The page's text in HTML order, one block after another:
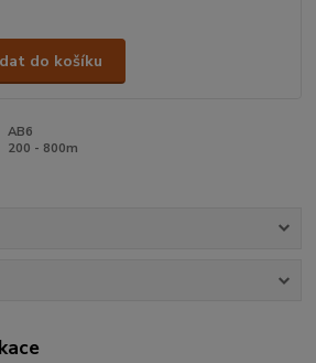
do košíku
AB6
200 - 800m